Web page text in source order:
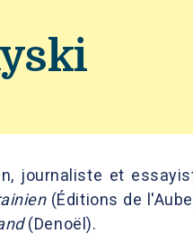
journaliste et
(Éditions de
(Denoël).